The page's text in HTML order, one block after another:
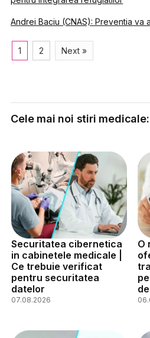
Andrei Baciu (CNAS): Preventia va
1 2 Next »
Cele mai noi stiri medicale:
Securitatea cibernetica
in cabinetele medicale |
Ce trebuie verificat
pentru securitatea
datelor
07.08.2026
O